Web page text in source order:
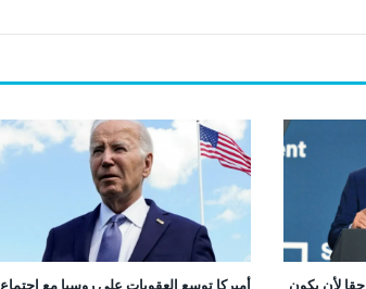
لأن يكون أميركا توسع العقوبات على روسيا مع اجتماع